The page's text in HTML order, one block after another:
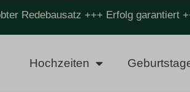
Redebausatz +++ Erfolg garantiert
Hochzeiten